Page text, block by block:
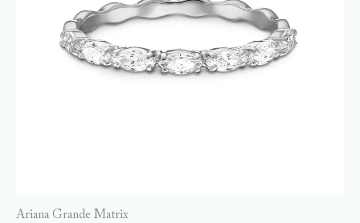
Ariana Grande Matrix